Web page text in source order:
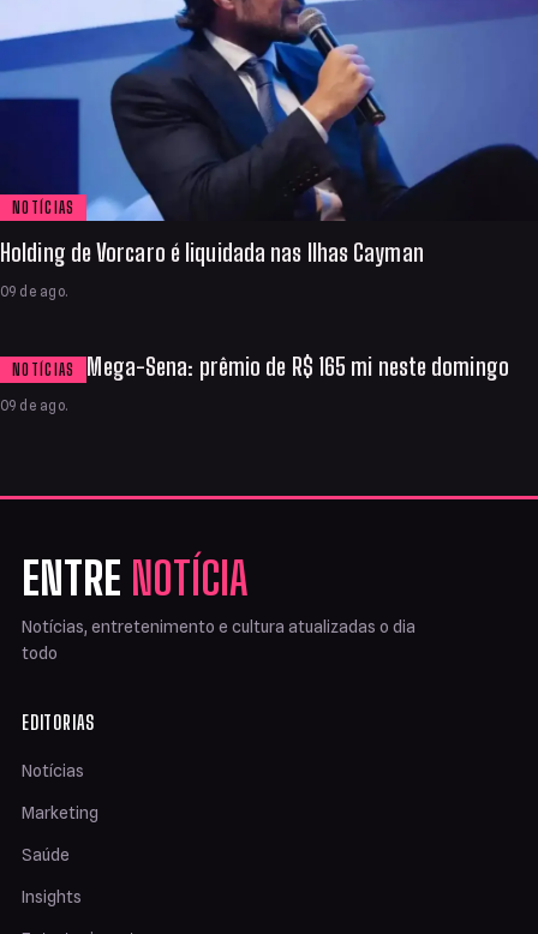
NOTÍCIAS
Holding de Vorcaro é liquidada nas Ilhas Cayman
09 de ago.
NOTÍCIAS Mega-Sena: prêmio de R$ 165 mi neste domingo
09 de ago.
ENTRE NOTÍCIA
Notícias, entretenimento e cultura atualizadas o dia
todo
EDITORIAS
Notícias
Marketing
Saúde
Insights